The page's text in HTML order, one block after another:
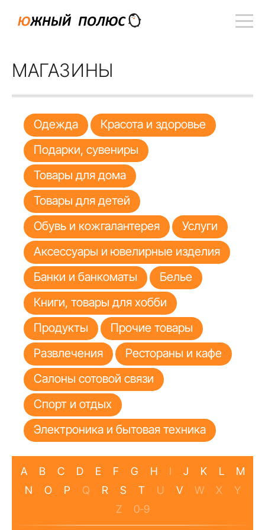
МАГАЗИНЫ
Одежда
Красота и здоровье
Подарки, сувениры
Товары для дома
Товары для детей
Обувь и кожгалантерея
Услуги
Аксессуары и ювелирные изделия
Банки и банкоматы
Белье
Книги, товары для хобби
Продукты
Прочие товары
Развлечения
Рестораны и кафе
Салоны сотовой связи
Спорт и отдых
Электроника и бытовая техника
A B C D E F G H I J K L
M
N
O P Q R S T U V W X
Y
Z
0-9